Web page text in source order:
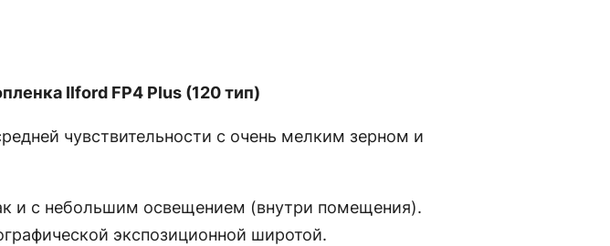
Ilford FP4 Plus (120 тип)
чувствительности с очень мелким зерном и
и c небольшим освещением (внутри помещения).
экспозиционной широтой.